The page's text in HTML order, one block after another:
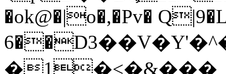
�ok@�|o�,�Pv�
�1�<�&���